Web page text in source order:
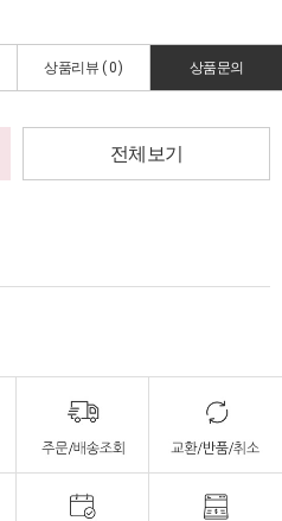
상품리뷰 ( 0) 상품문의
전체보기